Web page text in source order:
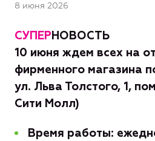
8 июня 2026
СУПЕР НОВОСТЬ
10 июня ждем всех на
фирменного магазина
ул. Льва Толстого, 1,
Сити Молл)
Время работы: